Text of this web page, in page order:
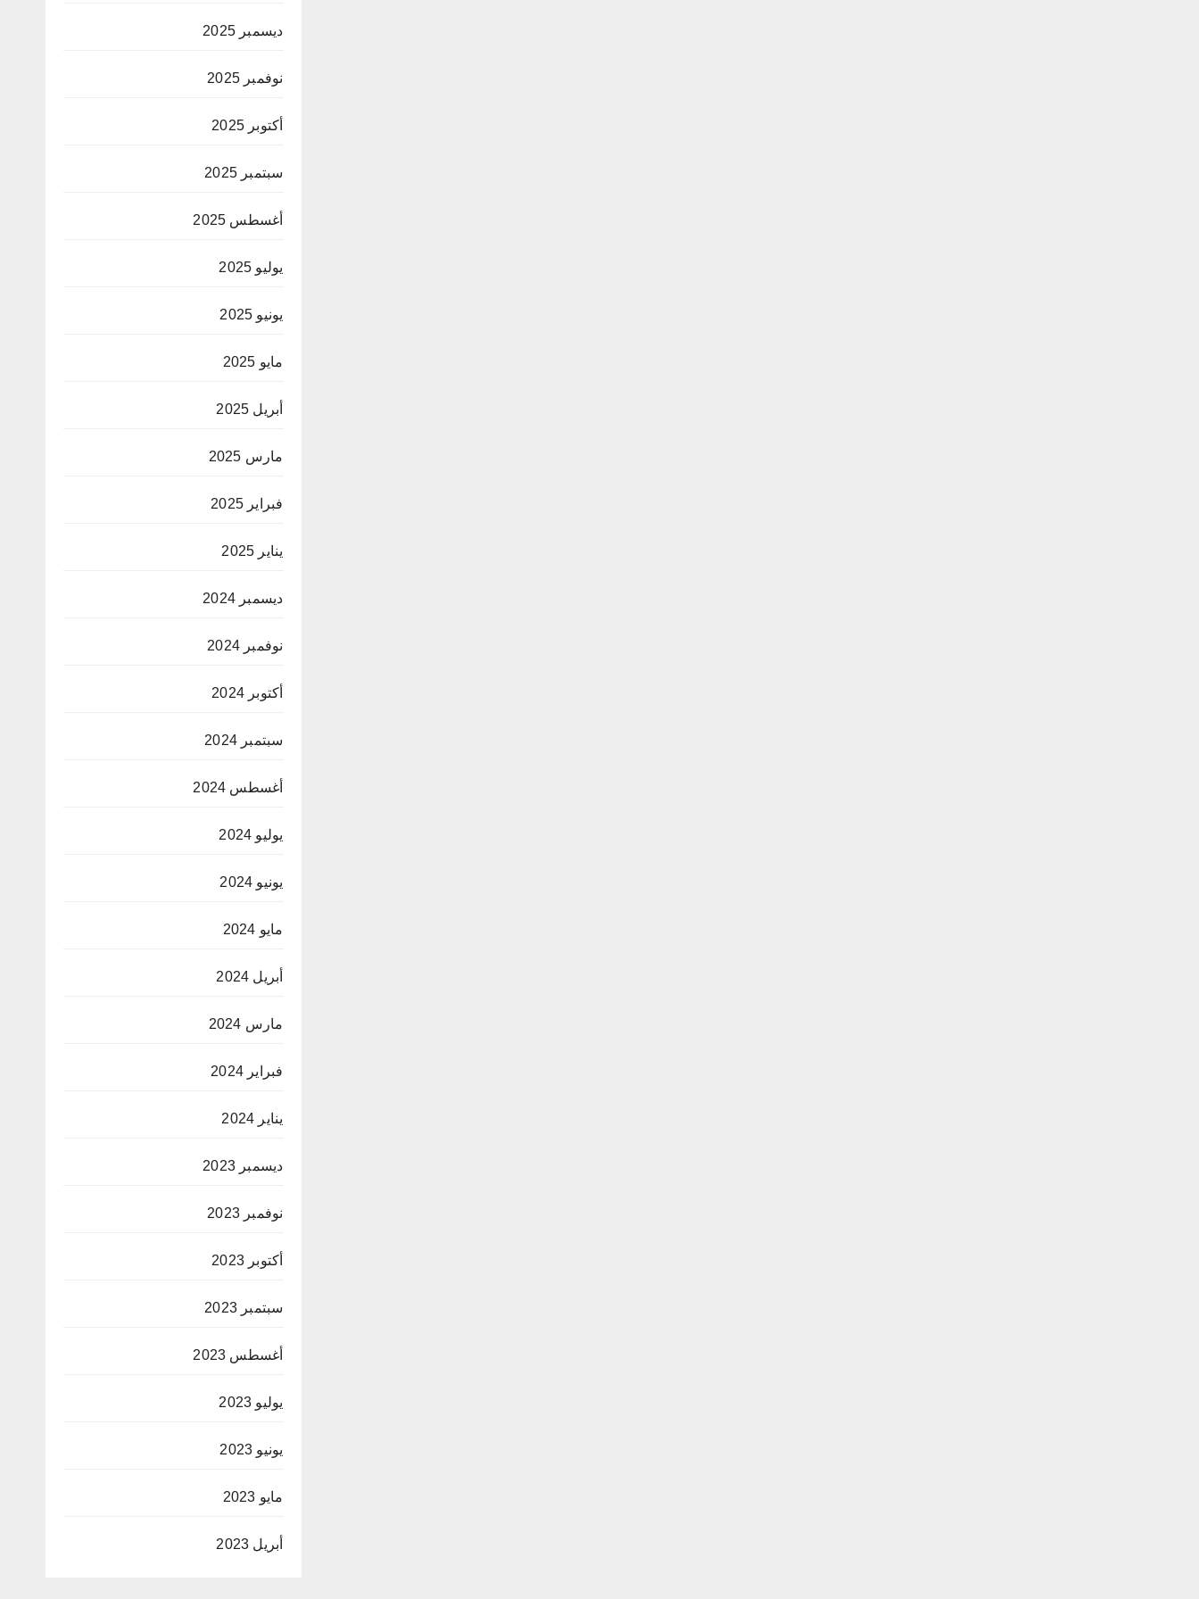
ديسمبر 2025
نوفمبر 2025
أكتوبر 2025
سبتمبر 2025
أغسطس 2025
يوليو 2025
يونيو 2025
مايو 2025
أبريل 2025
مارس 2025
فبراير 2025
يناير 2025
ديسمبر 2024
نوفمبر 2024
أكتوبر 2024
سبتمبر 2024
أغسطس 2024
يوليو 2024
يونيو 2024
مايو 2024
أبريل 2024
مارس 2024
فبراير 2024
يناير 2024
ديسمبر 2023
نوفمبر 2023
أكتوبر 2023
سبتمبر 2023
أغسطس 2023
يوليو 2023
يونيو 2023
مايو 2023
أبريل 2023